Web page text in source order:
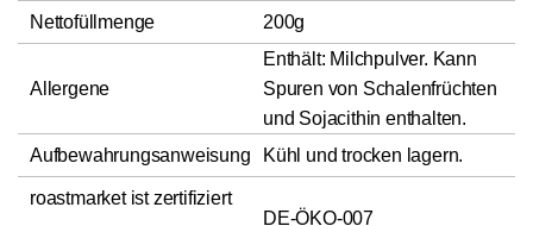
Nettofüllmenge
200g
Allergene
Enthält: Milchpulver. Kann
Spuren von Schalenfrüchten
und Sojacithin enthalten.
Aufbewahrungsanweisung
Kühl und trocken lagern.
roastmarket ist zertifiziert
DE-ÖKO-007